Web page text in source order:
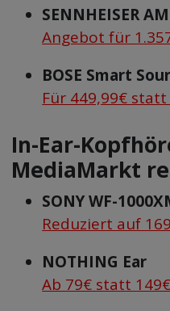
SENNHEISER
Angebot für
BOSE Smart
Für 449,99€
In-Ear-
MediaMarkt
SONY WF-
Reduziert auf
NOTHING Ear
Ab 79€ statt 149€